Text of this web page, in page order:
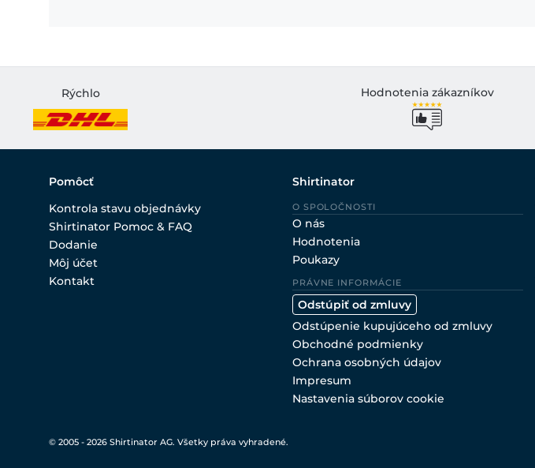
Rýchlo Hodnotenia zákazníkov
Pomôcť
Kontrola stavu objednávky
Shirtinator Pomoc & FAQ
Dodanie
Môj účet
Kontakt
Shirtinator
O SPOLOČNOSTI
O nás
Hodnotenia
Poukazy
PRÁVNE INFORMÁCIE
Odstúpiť od zmluvy
Odstúpenie kupujúceho od zmluvy
Obchodné podmienky
Ochrana osobných údajov
Impresum
Nastavenia súborov cookie
© 2005 - 2026 Shirtinator AG. Všetky práva vyhradené.